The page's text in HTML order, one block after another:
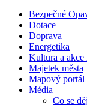
Bezpečné
Dotace
Doprava
Energetika
Kultura a akce
Majetek města
Mapový portál
Média
Co se